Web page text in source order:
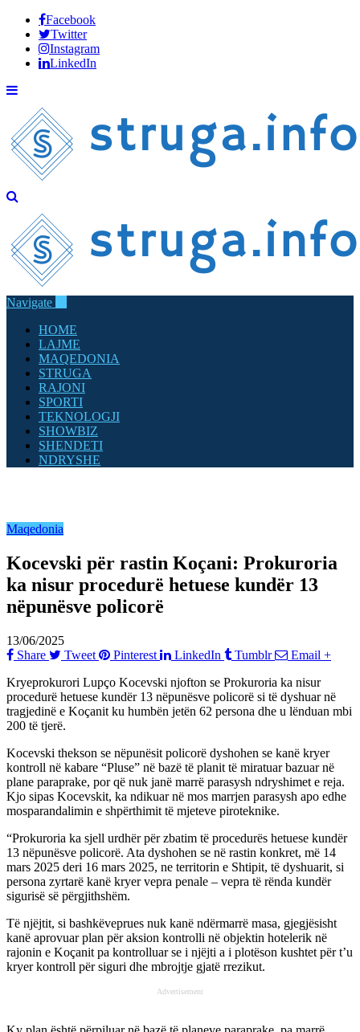
Facebook
Twitter
Instagram
LinkedIn
Navigate
HOME
LAJME
MAQEDONIA
STRUGA
RAJONI
SPORTI
TEKNOLOGJI
SHOWBIZ
SHENDETI
NDRYSHE
Maqedonia
Kocevski për rastin Koçani: Prokuroria
ka nisur procedurë hetuese kundër 13
nëpunësve policorë
13/06/2025
Share
Tweet Pinterest LinkedIn Tumblr Email +
Kryeprokurori Lupço Kocevski njofton se Prokuroria ka nisur
procedurë hetuese kundër 13 nëpunësve policorë si të dyshuar në
tragjedinë e Koçanit ku humbën jetën 62 persona dhe u lënduan mbi
200 të tjerë.
Kocevski thekson se nëpunësit policorë dyshohen se kanë kryer
kontroll në kabare “Pluse” në bazë të planit të miratuar bazuar në
plane paraprake, por që nuk janë marrë parasysh ndryshimet e reja.
Kjo sipas Kocevskit, ka ndikuar në mos marrjen parasysh apo edhe
mosparandalimin e shpërthimit të mjeteve piroteknike.
“Prokuroria ka sjell urdhër për zbatim të procedurës hetuese kundër
13 nëpunësve policorë. Ata dyshohen se në rastin konkret, më 14
mars 2025 deri 16 mars 2025, ne territorin e Shtipit, të dyshuarit, si
persona zyrtarë kanë kryer vepra penale – vepra të rënda kundër
sigurisë së përgjithshëm.
Të njëjtit, si bashkëveprues nuk kanë ndërmarrë masa, gjegjësisht
kanë aprovuar plan për aksion kontrolli në objektin hotelerik në
rajonin e Koçanit pa kontrolluar se i njëjti a i plotëson kushtet për t’u
kryer kontroll për siguri dhe mbrojtje gjatë rrezikut.
Advertisement